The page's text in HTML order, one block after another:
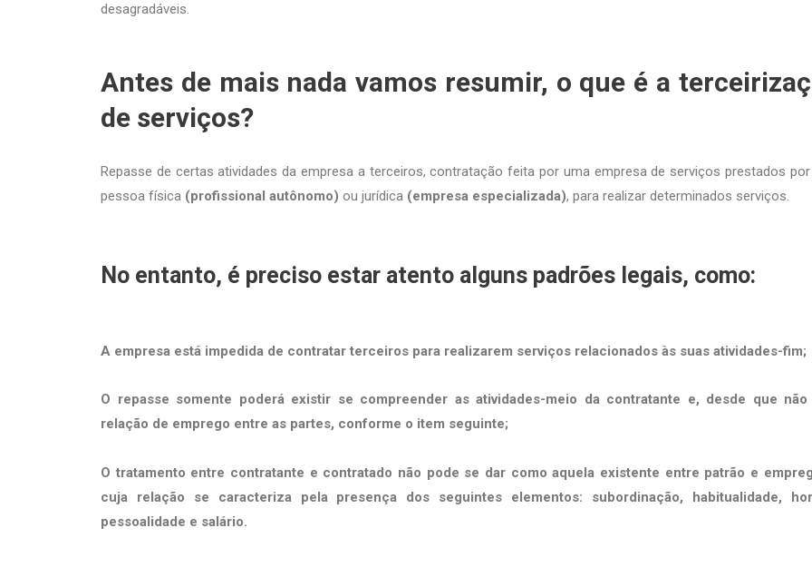
desagradáveis.
Antes de mais nada vamos resumir, o que é a
de serviços?
Repasse de certas atividades da empresa a terceiros, contratação feita por uma empresa de serviços prestados
pessoa física (profissional autônomo) ou jurídica (empresa especializada), para realizar determinados serviços.
No entanto, é preciso estar atento alguns padrões legais, como:
A empresa está impedida de contratar terceiros para realizarem serviços relacionados às suas atividades-fim;
O repasse somente poderá existir se compreender as atividades-meio da contratante e, desde que não
relação de emprego entre as partes, conforme o item seguinte;
O tratamento entre contratante e contratado não pode se dar como aquela existente entre patrão e
cuja relação se caracteriza pela presença dos seguintes elementos: subordinação, habitualidade,
pessoalidade e salário.